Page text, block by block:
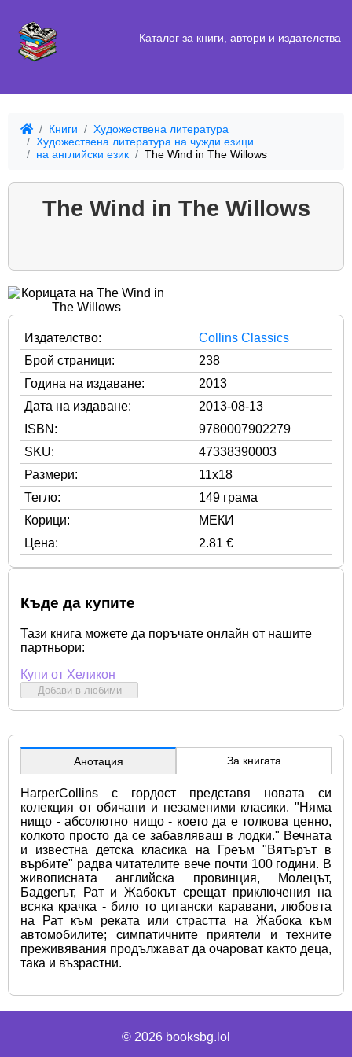
Каталог за книги, автори и издателства
Книги
Художествена литература
Художествена литература на чужди езици
на английски език
The Wind in The Willows
The Wind in The Willows
Издателство:
Collins Classics
Брой страници:
238
Година на издаване:
2013
Дата на издаване:
2013-08-13
ISBN:
9780007902279
SKU:
47338390003
Размери:
11x18
Тегло:
149 грама
Корици:
МЕКИ
Цена:
2.81 €
Къде да купите
Тази книга можете да поръчате онлайн от нашите
партньори:
Купи от Хеликон
Добави в любими
Анотация За книгата
HarperCollins с гордост представя новата си
колекция от обичани и незаменими класики. "Няма
нищо - абсолютно нищо - което да е толкова ценно,
колкото просто да се забавляваш в лодки." Вечната
и известна детска класика на Греъм "Вятърът в
върбите" радва читателите вече почти 100 години. В
живописната английска провинция, Молецът,
Бадgerът, Рат и Жабокът срещат приключения на
всяка крачка - било то цигански каравани, любовта
на Рат към реката или страстта на Жабока към
автомобилите; симпатичните приятели и техните
преживявания продължават да очароват както деца,
така и възрастни.
© 2026 booksbg.lol